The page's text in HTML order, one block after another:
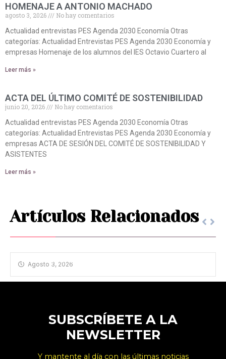
HOMENAJE A ANTONIO MACHADO
agosto 3, 2026
No hay comentarios
Actualidad entrevistas PES Agenda 2030 Economía Otras
categorías: Actualidad Entrevistas PES Agenda 2030 Economía y
empresas Homenaje de los alumnos del IES Octavio Cuartero al
Leer más »
ACTA DEL ÚLTIMO COMITÉ DE SOSTENIBILIDAD
junio 20, 2026
No hay comentarios
Actualidad entrevistas PES Agenda 2030 Economía Otras
categorías: Actualidad Entrevistas PES Agenda 2030 Economía y
empresas ACTA DE SESIÓN DEL COMITÉ DE SOSTENIBILIDAD Y
ASISTENTES
Leer más »
Artículos Relacionados
HOMENAJE A ANTONIO MACHADO
Agosto 3, 2026
SUBSCRÍBETE A LA
NEWSLETTER
Y mantente al día con las últimas noticias